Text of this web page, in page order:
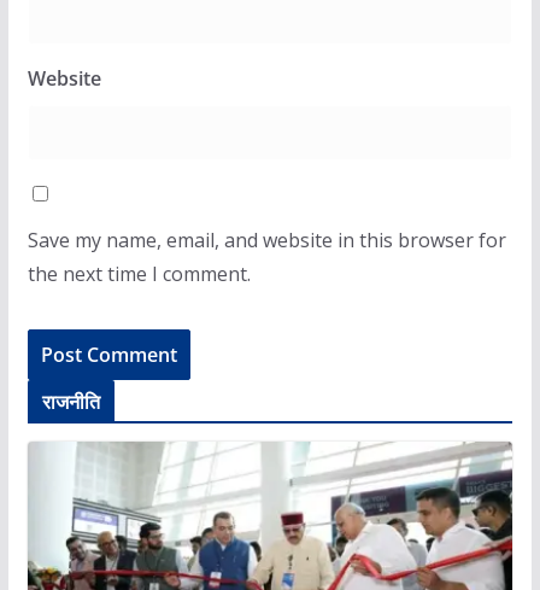
Website
Save my name, email, and website in this browser for
the next time I comment.
राजनीति